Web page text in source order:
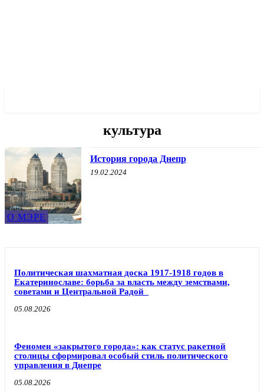
культура
О МЭРЕ
История города Днепр
19.02.2024
Политическая шахматная доска 1917-1918 годов в
Екатеринославе: борьба за власть между земствами,
советами и Центральной Радой
05.08.2026
Феномен «закрытого города»: как статус ракетной
столицы сформировал особый стиль политического
управления в Днепре
05.08.2026